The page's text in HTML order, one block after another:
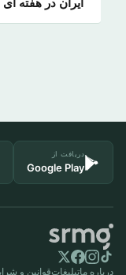
ایران در هفته ای که گذشت
دریافت از
Google Play
درباره ماتبلیغاتقوانین و